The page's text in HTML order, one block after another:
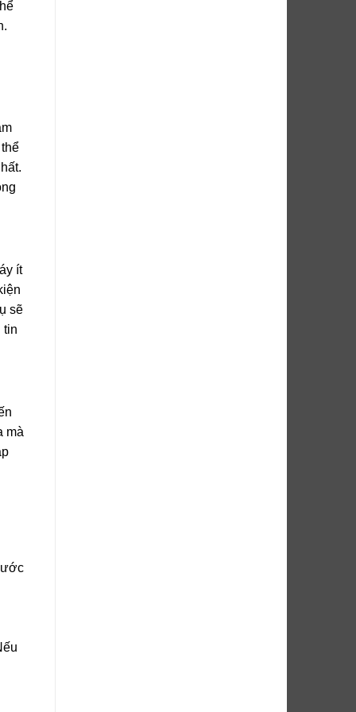
ít
sẽ
tin
mà